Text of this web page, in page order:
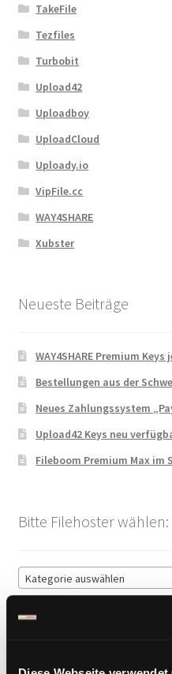
TakeFile
Tezfiles
Turbobit
Upload42
Uploadboy
UploadCloud
Uploady.io
VipFile.cc
WAY4SHARE
Xubster
Neueste Beiträge
WAY4SHARE Premium
Bestellungen aus der
Neues Zahlungssystem
Upload42 Keys neu
Fileboom Premium Max im
Bitte Filehoster wählen:
Kategorie auswählen